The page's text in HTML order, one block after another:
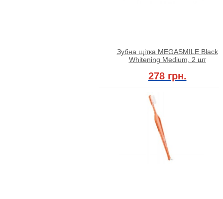
Зубна щітка MEGASMILE Black
Whitening Medium, 2 шт
278 грн.